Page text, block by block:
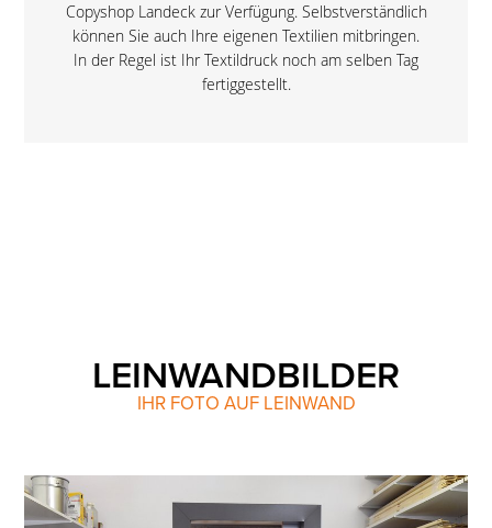
Copyshop Landeck zur Verfügung. Selbstverständlich
können Sie auch Ihre eigenen Textilien mitbringen.
In der Regel ist Ihr Textildruck noch am selben Tag
fertiggestellt.
LEINWANDBILDER
IHR FOTO AUF LEINWAND